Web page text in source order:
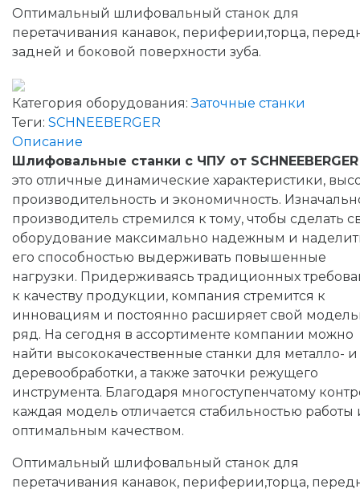
Оптимальный шлифовальный станок для
перетачивания канавок, периферии,торца,
задней и боковой поверхности зуба.
Категория оборудования:Заточные станки
Теги: SCHNEEBERGER
Описание
Шлифовальные станки с ЧПУ от SCHNEEBERGER
это отличные динамические характеристики,
производительность и экономичность.
производитель стремился к тому, чтобы сделать
оборудование максимально надежным и
его способностью выдерживать повышенные
нагрузки. Придерживаясь традиционных
к качеству продукции, компания стремится к
инновациям и постоянно расширяет свой
ряд. На сегодня в ассортименте компании можно
найти высококачественные станки для металло- и
деревообработки, а также заточки режущего
инструмента. Благодаря многоступенчатому
каждая модель отличается стабильностью работы
оптимальным качеством.
Оптимальный шлифовальный станок для
перетачивания канавок, периферии,торца,